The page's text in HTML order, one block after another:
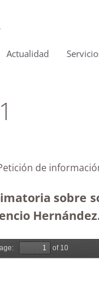
Actualidad
de
sobre
Hernández.